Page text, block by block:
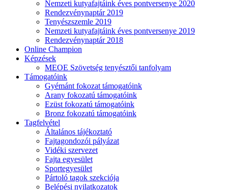
Nemzeti kutyafajtáink éves pontversenye 2020
Rendezvénynaptár 2019
Tenyészszemle 2019
Nemzeti kutyafajtáink éves pontversenye 2019
Rendezvénynaptár 2018
Online Champion
Képzések
MEOE Szövetség tenyésztői tanfolyam
Támogatóink
Gyémánt fokozat támogatóink
Arany fokozatú támogatóink
Ezüst fokozatú támogatóink
Bronz fokozatú támogatóink
Tagfelvétel
Általános tájékoztató
Fajtagondozói pályázat
Vidéki szervezet
Fajta egyesület
Sportegyesület
Pártoló tagok szekciója
Belépési nyilatkozatok